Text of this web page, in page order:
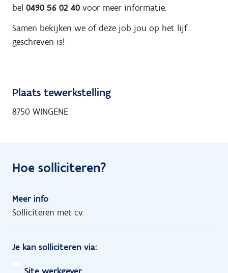
bel 0490 56 02 40 voor meer informatie.
Samen bekijken we of deze job jou op het lijf
geschreven is!
Plaats tewerkstelling
8750 WINGENE
Hoe solliciteren?
Meer info
Solliciteren met cv
Je kan solliciteren via: